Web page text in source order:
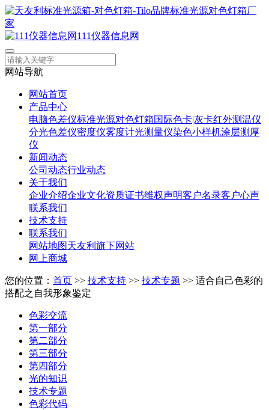
111仪器信息网
网站导航
网站首页
产品中心
电脑色差仪标准光源对色灯箱国际色卡|灰卡红外测温仪
分光色差仪密度仪雾度计光测量仪染色小样机涂层测厚
仪
新闻动态
公司动态行业动态
关于我们
企业介绍企业文化资质证书维权声明客户名录客户心声
联系我们
技术支持
联系我们
网站地图天友利旗下网站
网上商城
您的位置： 首页 >> 技术支持 >> 技术专题 >> 适合自己色彩的
搭配之自我形象鉴定
色彩交流
第一部分
第二部分
第三部分
第四部分
光的知识
技术专题
色彩代码